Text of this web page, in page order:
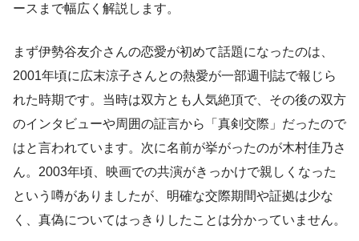
ースまで幅広く解説します。
まず伊勢谷友介さんの恋愛が初めて話題になったのは、
2001年頃に広末涼子さんとの熱愛が一部週刊誌で報じら
れた時期です。当時は双方とも人気絶頂で、その後の双方
のインタビューや周囲の証言から「真剣交際」だったので
はと言われています。次に名前が挙がったのが木村佳乃さ
ん。2003年頃、映画での共演がきっかけで親しくなった
という噂がありましたが、明確な交際期間や証拠は少な
く、真偽についてはっきりしたことは分かっていません。